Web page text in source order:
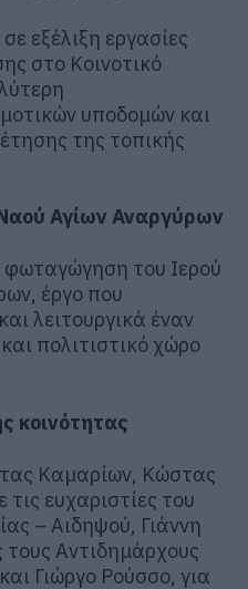
εξέλιξη εργασίες
στο Κοινοτικό
υποδομών και
της τοπικής
Αγίων Αναργύρων
του Ιερού
έργο που
λειτουργικά έναν
πολιτιστικό χώρο
κοινότητας
Καμαρίων, Κώστας
ευχαριστίες του
– Αιδηψού, Γιάννη
τους Αντιδημάρχους
Γιώργο Ρούσσο, για